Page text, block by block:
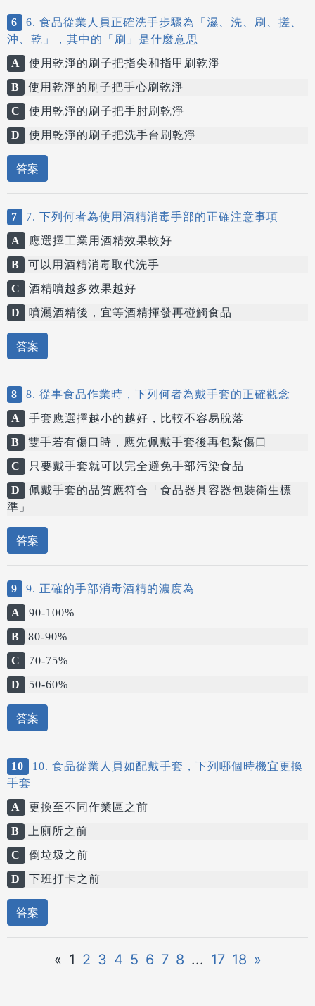
6
6. 食品從業人員正確洗手步驟為「濕、洗、刷、搓、
沖、乾」，其中的「刷」是什麼意思
A
使用乾淨的刷子把指尖和指甲刷乾淨
B
使用乾淨的刷子把手心刷乾淨
C
使用乾淨的刷子把手肘刷乾淨
D
使用乾淨的刷子把洗手台刷乾淨
答案
7
7. 下列何者為使用酒精消毒手部的正確注意事項
A
應選擇工業用酒精效果較好
B
可以用酒精消毒取代洗手
C
酒精噴越多效果越好
D
噴灑酒精後，宜等酒精揮發再碰觸食品
答案
8
8. 從事食品作業時，下列何者為戴手套的正確觀念
A
手套應選擇越小的越好，比較不容易脫落
B
雙手若有傷口時，應先佩戴手套後再包紮傷口
C
只要戴手套就可以完全避免手部污染食品
D
佩戴手套的品質應符合「食品器具容器包裝衛生標
準」
答案
9
9. 正確的手部消毒酒精的濃度為
A
90-100%
B
80-90%
C
70-75%
D
50-60%
答案
10
10. 食品從業人員如配戴手套，下列哪個時機宜更換
手套
A
更換至不同作業區之前
B
上廁所之前
C
倒垃圾之前
D
下班打卡之前
答案
« 1 2 3 4 5 6 7 8 ... 17 18 »